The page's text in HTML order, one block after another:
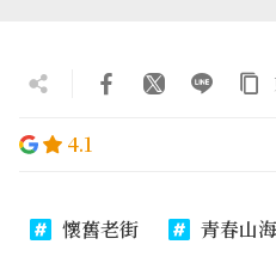
4.1
懷舊老街 青春山